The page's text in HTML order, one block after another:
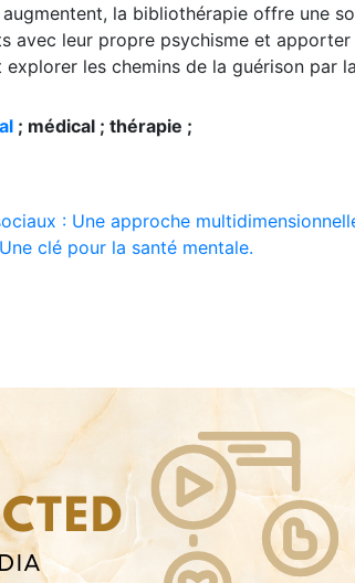
la bibliothérapie offre une
avec leur propre psychisme et
les chemins de la guérison par
; médical ; thérapie ;
: Une approche
clé pour la santé mentale.